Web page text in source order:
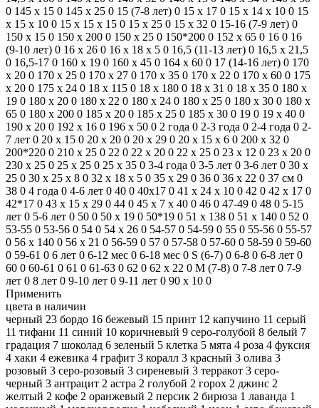
0 145 x 15 0 145 х 25 0 15 (7-8 лет) 0 15 x 17 0 15 х 14 х 10 0 15
х 15 х 10 0 15 х 15 х 15 0 15 х 25 0 15 х 32 0 15-16 (7-9 лет) 0
150 х 15 0 150 х 200 0 150 х 25 0 150*200 0 152 х 65 0 16 0 16
(9-10 лет) 0 16 x 26 0 16 х 18 х 5 0 16,5 (11-13 лет) 0 16,5 х 21,5
0 16,5-17 0 160 x 19 0 160 х 45 0 164 x 60 0 17 (14-16 лет) 0 170
x 20 0 170 x 25 0 170 x 27 0 170 x 35 0 170 х 22 0 170 х 60 0 175
х 20 0 175 х 24 0 18 x 115 0 18 x 180 0 18 x 31 0 18 x 35 0 180 x
19 0 180 x 20 0 180 x 22 0 180 x 24 0 180 x 25 0 180 x 30 0 180 x
65 0 180 х 200 0 185 х 20 0 185 х 25 0 185 х 30 0 19 0 19 x 40 0
190 x 20 0 192 x 16 0 196 x 50 0 2 года 0 2-3 года 0 2-4 года 0 2-
7 лет 0 20 x 15 0 20 x 20 0 20 x 29 0 20 х 15 х 6 0 200 х 32 0
200*220 0 210 x 25 0 22 0 22 х 20 0 22 х 25 0 23 x 12 0 23 x 20 0
230 х 25 0 25 x 25 0 25 x 35 0 3-4 года 0 3-5 лет 0 3-6 лет 0 30 x
25 0 30 х 25 х 8 0 32 х 18 х 5 0 35 x 29 0 36 0 36 x 22 0 37 см 0
38 0 4 года 0 4-6 лет 0 40 0 40x17 0 41 х 24 х 10 0 42 0 42 x 17 0
42*17 0 43 х 15 х 29 0 44 0 45 х 7 х 40 0 46 0 47-49 0 48 0 5-15
лет 0 5-6 лет 0 50 0 50 x 19 0 50*19 0 51 x 138 0 51 х 140 0 52 0
53-55 0 53-56 0 54 0 54 х 26 0 54-57 0 54-59 0 55 0 55-56 0 55-57
0 56 х 140 0 56 х 21 0 56-59 0 57 0 57-58 0 57-60 0 58-59 0 59-60
0 59-61 0 6 лет 0 6-12 мес 0 6-18 мес 0 S (6-7) 0 6-8 0 6-8 лет 0
60 0 60-61 0 61 0 61-63 0 62 0 62 х 22 0 M (7-8) 0 7-8 лет 0 7-9
лет 0 8 лет 0 9-10 лет 0 9-11 лет 0 90 x 10 0
Применить
цвета в наличии
черный 23 бордо 16 бежевый 15 принт 12 капучино 11 серый
11 тифани 11 синий 10 коричневый 9 серо-голубой 8 белый 7
градация 7 шоколад 6 зеленый 5 клетка 5 мята 4 роза 4 фуксия
4 хаки 4 ежевика 4 графит 3 коралл 3 красный 3 олива 3
розовый 3 серо-розовый 3 сиреневый 3 терракот 3 серо-
черный 3 антрацит 2 астра 2 голубой 2 горох 2 джинс 2
желтый 2 кофе 2 оранжевый 2 персик 2 бирюза 1 лаванда 1